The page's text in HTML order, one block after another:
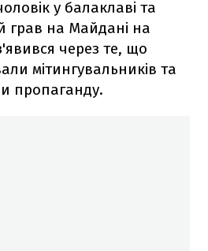
у балаклаві та
грав на Майдані на
через те, що
мітингувальників та
пропаганду.